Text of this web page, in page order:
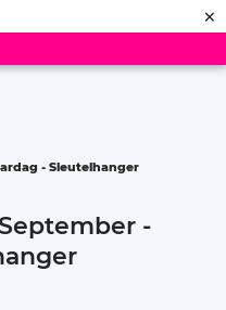
×
- Sleutelhanger
-